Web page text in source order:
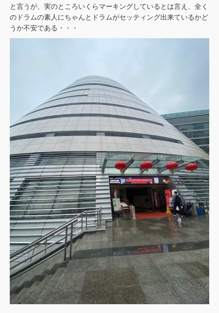
と言うが、実のところいくらマーキングしているとは言え、全く
のドラムの素人にちゃんとドラムがセッティング出来ているかど
うか不安である・・・